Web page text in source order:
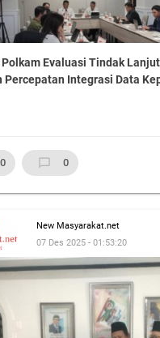
Evaluasi Tindak
Percepatan Integrasi Data
0 chat_bubble_outline 0
New Masyarakat.net
07 Des 2025 - 01:53:20